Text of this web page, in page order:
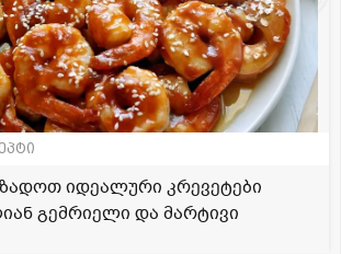
იდეალური კრევეტები
გემრიელი და მარტივი